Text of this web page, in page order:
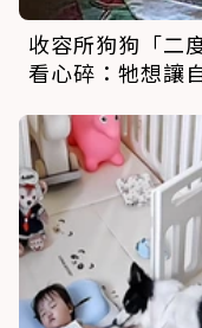
收容所狗狗「二
看心碎：牠想讓